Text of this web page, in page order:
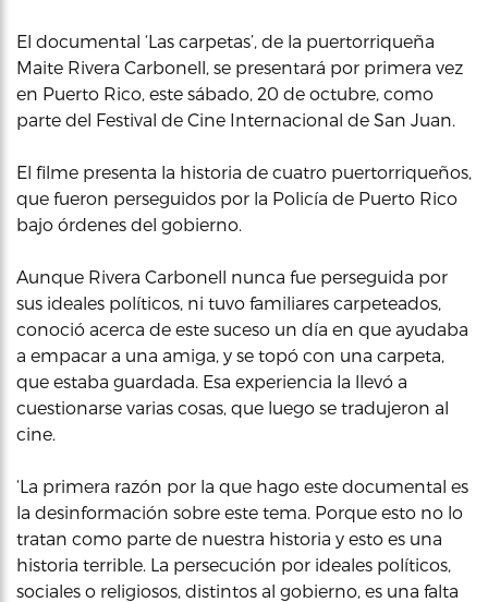
El documental ‘Las carpetas’, de la puertorriqueña
Maite Rivera Carbonell, se presentará por primera vez
en Puerto Rico, este sábado, 20 de octubre, como
parte del Festival de Cine Internacional de San Juan.
El filme presenta la historia de cuatro puertorriqueños,
que fueron perseguidos por la Policía de Puerto Rico
bajo órdenes del gobierno.
Aunque Rivera Carbonell nunca fue perseguida por
sus ideales políticos, ni tuvo familiares carpeteados,
conoció acerca de este suceso un día en que ayudaba
a empacar a una amiga, y se topó con una carpeta,
que estaba guardada. Esa experiencia la llevó a
cuestionarse varias cosas, que luego se tradujeron al
cine.
‘La primera razón por la que hago este documental es
la desinformación sobre este tema. Porque esto no lo
tratan como parte de nuestra historia y esto es una
historia terrible. La persecución por ideales políticos,
sociales o religiosos, distintos al gobierno, es una falta